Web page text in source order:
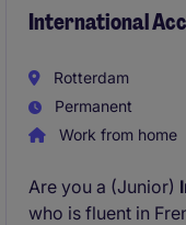
International
Rotterdam
Permanent
Work from home
Are you a (Junior)
who is fluent in